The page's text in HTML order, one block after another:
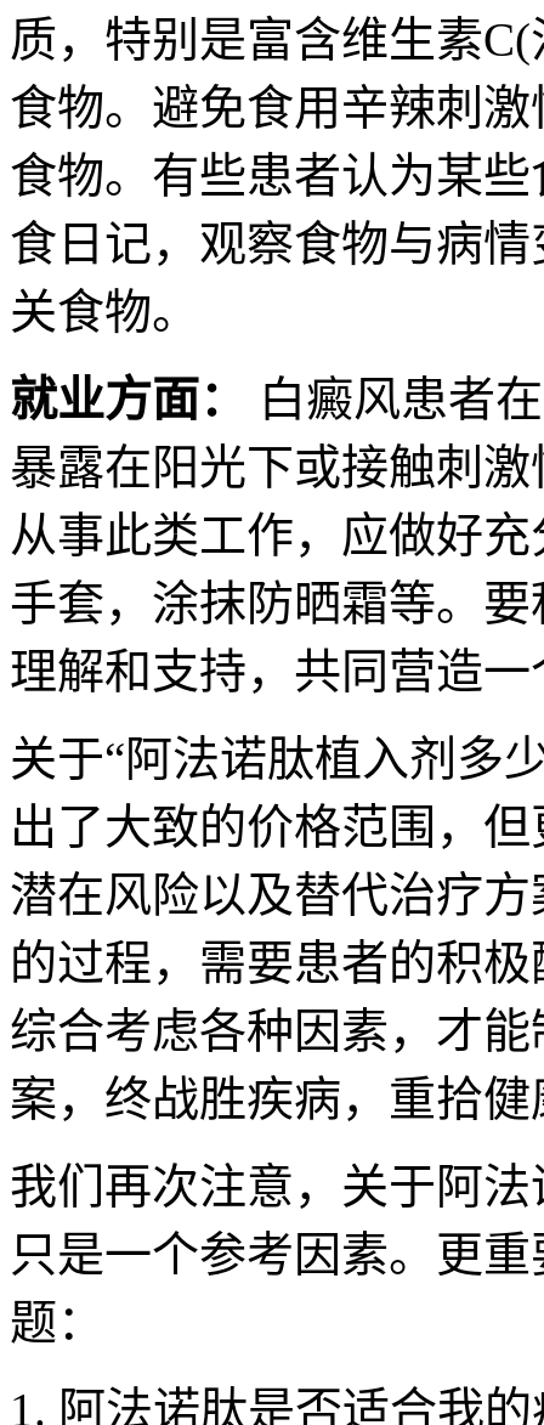
质，特别是富含维生素
食物。避免食用辛辣刺
食物。有些患者认为某
食日记，观察食物与病
关食物。
就业方面：
白癜风患者
暴露在阳光下或接触刺
从事此类工作，应做好
手套，涂抹防晒霜等。
理解和支持，共同营造
关于“阿法诺肽植入剂多
出了大致的价格范围，
潜在风险以及替代治疗
的过程，需要患者的积
综合考虑各种因素，才
案，终战胜疾病，重拾
我们再次注意，关于阿
只是一个参考因素。更
题：
阿法诺肽是否适合我